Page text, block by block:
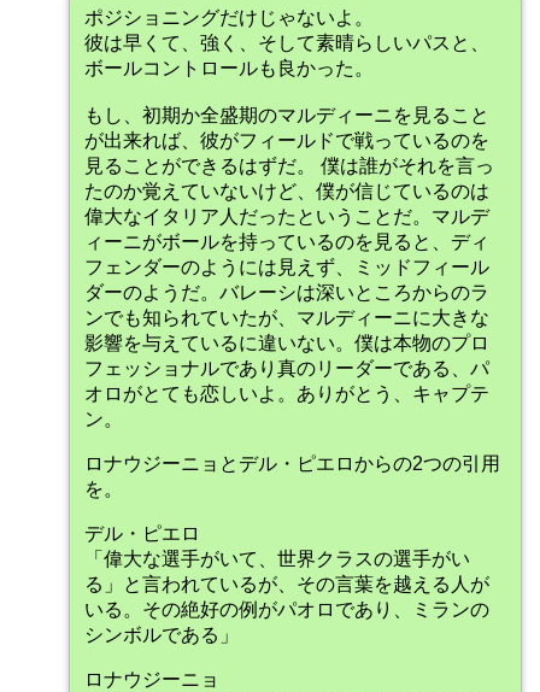
ポジショニングだけじゃないよ。
彼は早くて、強く、そして素晴らしいパスと、
ボールコントロールも良かった。
もし、初期か全盛期のマルディーニを見ること
が出来れば、彼がフィールドで戦っているのを
見ることができるはずだ。 僕は誰がそれを言っ
たのか覚えていないけど、僕が信じているのは
偉大なイタリア人だったということだ。マルデ
ィーニがボールを持っているのを見ると、ディ
フェンダーのようには見えず、ミッドフィール
ダーのようだ。バレーシは深いところからのラ
ンでも知られていたが、マルディーニに大きな
影響を与えているに違いない。僕は本物のプロ
フェッショナルであり真のリーダーである、パ
オロがとても恋しいよ。ありがとう、キャプテ
ン。
ロナウジーニョとデル・ピエロからの2つの引用
を。
デル・ピエロ
「偉大な選手がいて、世界クラスの選手がい
る」と言われているが、その言葉を越える人が
いる。その絶好の例がパオロであり、ミランの
シンボルである」
ロナウジーニョ